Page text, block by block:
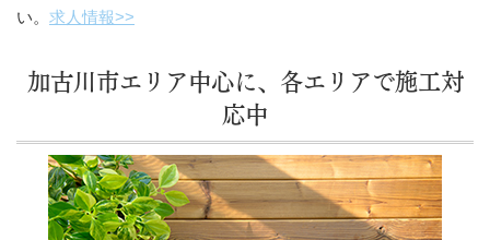
い。 求人情報>>
加古川市エリア中心に、各エリアで施工対
応中